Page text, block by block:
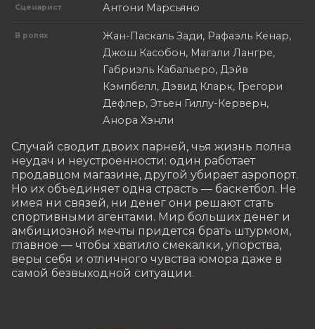
Сценарист Антони Марсьяно
В ролях
Жан-Паскаль Зади, Рафаэль Кенар,
Джош Касобон, Магали Лангре,
Габриэль Кабальеро, Дэйв
Кэмпбелл, Дэвид Кларк, Грегори
Дефлер, Этьен Гиллу-Керверн,
Анора Хэнли
Случай сводит двоих парней, чья жизнь полна
неудач и неустроенности: один работает
продавцом магазине, другой убирает аэропорт.
Но их объединяет одна страсть — баскетбол. Не
имея ни связей, ни денег они решают стать
спортивными агентами. Мир больших денег и
амбициозной мечты придется брать штурмом,
главное — чтобы хватило смекалки, упорства,
веры себя и отличного чувства юмора даже в
самой безвыходной ситуации.